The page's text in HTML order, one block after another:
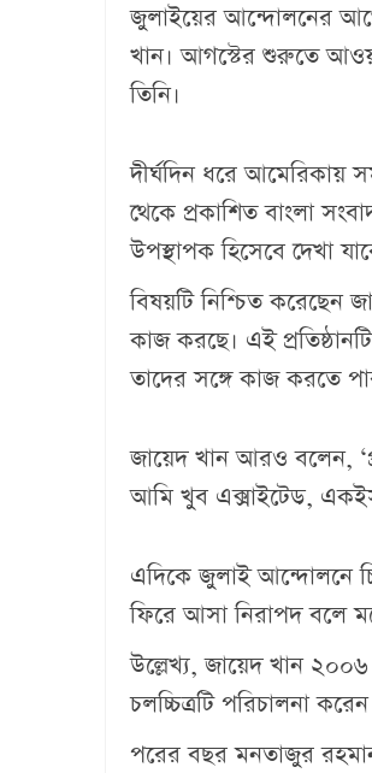
জুলাইয়ের আন্দোলনের আগে
খান। আগস্টের শুরুতে
তিনি।
দীর্ঘদিন ধরে আমেরিকায়
থেকে প্রকাশিত বাংলা
উপস্থাপক হিসেবে দেখা
বিষয়টি নিশ্চিত করেছেন
কাজ করছে। এই
তাদের সঙ্গে কাজ করতে
জায়েদ খান আরও বলেন,
আমি খুব এক্সাইটেড,
এদিকে জুলাই আন্দোলনে
ফিরে আসা নিরাপদ বলে
উল্লেখ্য, জায়েদ খান
চলচ্চিত্রটি পরিচালনা
পরের বছর মনতাজুর